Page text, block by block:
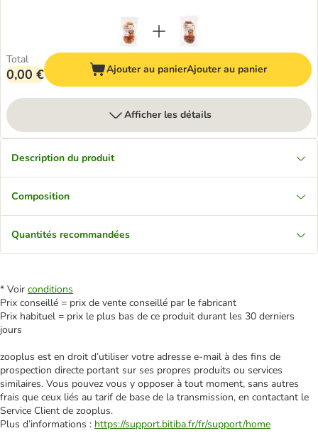
Total
0,00 € Ajouter au panierAjouter au panier
Afficher les détails
Description du produit
Composition
Quantités recommandées
* Voir conditions
Prix conseillé = prix de vente conseillé par le fabricant
Prix habituel = prix le plus bas de ce produit durant les 30 derniers
jours
zooplus est en droit d’utiliser votre adresse e‑mail à des fins de
prospection directe portant sur ses propres produits ou services
similaires. Vous pouvez vous y opposer à tout moment, sans autres
frais que ceux liés au tarif de base de la transmission, en contactant le
Service Client de zooplus.
Plus d’informations : https://support.bitiba.fr/fr/support/home